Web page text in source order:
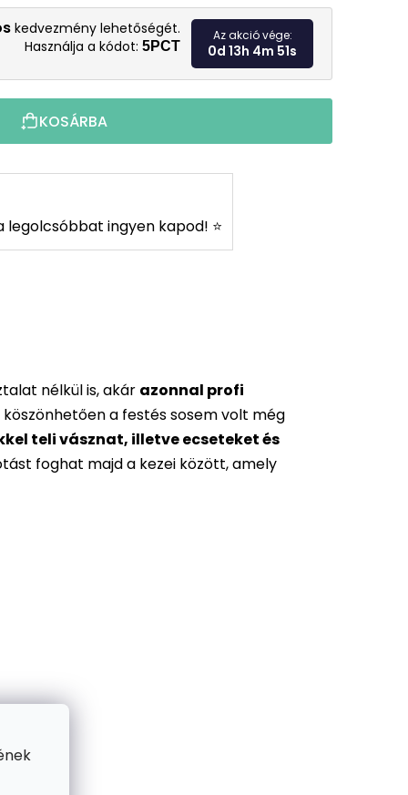
Egységár:
kedvezmény lehetőségét.
Használja a kódot: 5PCT
Az akció vége:
0d 13h 4m 49s
KOSÁRBA
legolcsóbbat ingyen kapod! ⭐
nélkül is, akár azonnal profi
a festés sosem volt még
teli vásznat, illetve ecseteket és
foghat majd a kezei között, amely